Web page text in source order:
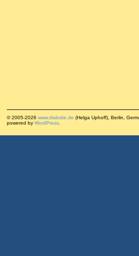
© 2005-2026 www.diabsite.de (Helga Uphoff), Berlin,
powered by WordPress.